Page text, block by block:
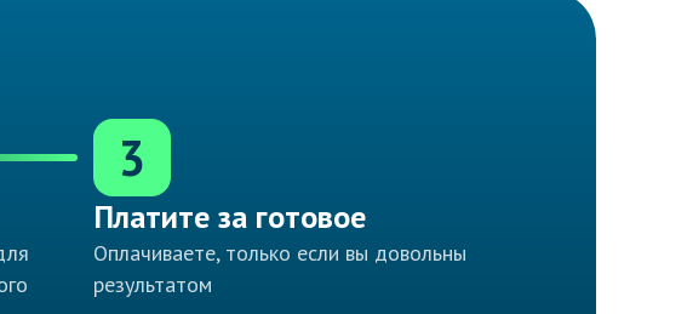
3
Платите за готовое
Оплачиваете, только если вы довольны
результатом